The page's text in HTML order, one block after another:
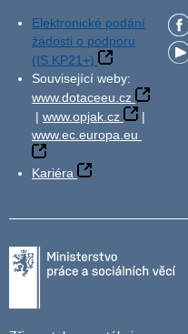
Elektronické podání
žádosti o podporu
(IS KP21+)
Související weby:
www.dotaceeu.cz
| www.opjak.cz
|
www.ec.europa.eu
Kariéra